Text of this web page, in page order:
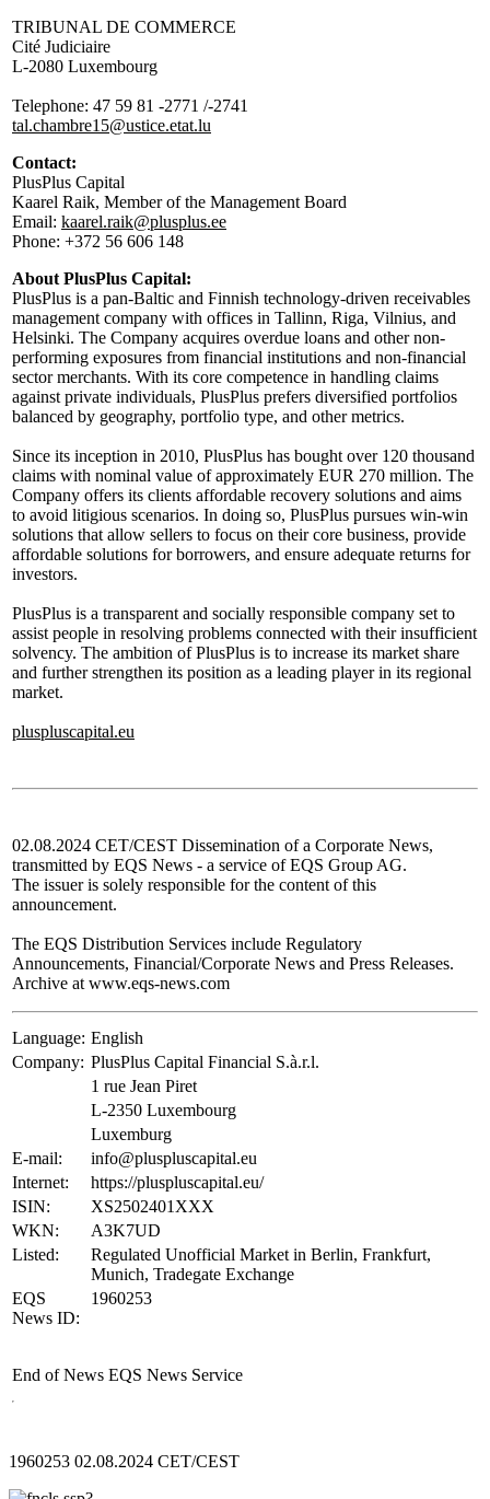
TRIBUNAL DE COMMERCE
Cité Judiciaire
L-2080 Luxembourg
Telephone: 47 59 81 -2771 /-2741
tal.chambre15@ustice.etat.lu
Contact:
PlusPlus Capital
Kaarel Raik, Member of the Management Board
Email: kaarel.raik@plusplus.ee
Phone: +372 56 606 148
About PlusPlus Capital:
PlusPlus is a pan-Baltic and Finnish technology-driven receivables
management company with offices in Tallinn, Riga, Vilnius, and
Helsinki. The Company acquires overdue loans and other non-
performing exposures from financial institutions and non-financial
sector merchants. With its core competence in handling claims
against private individuals, PlusPlus prefers diversified portfolios
balanced by geography, portfolio type, and other metrics.
Since its inception in 2010, PlusPlus has bought over 120 thousand
claims with nominal value of approximately EUR 270 million. The
Company offers its clients affordable recovery solutions and aims
to avoid litigious scenarios. In doing so, PlusPlus pursues win-win
solutions that allow sellers to focus on their core business, provide
affordable solutions for borrowers, and ensure adequate returns for
investors.
PlusPlus is a transparent and socially responsible company set to
assist people in resolving problems connected with their insufficient
solvency. The ambition of PlusPlus is to increase its market share
and further strengthen its position as a leading player in its regional
market.
pluspluscapital.eu
02.08.2024 CET/CEST Dissemination of a Corporate News,
transmitted by EQS News - a service of EQS Group AG.
The issuer is solely responsible for the content of this
announcement.
The EQS Distribution Services include Regulatory
Announcements, Financial/Corporate News and Press Releases.
Archive at www.eqs-news.com
Language: English
Company: PlusPlus Capital Financial S.à.r.l.
1 rue Jean Piret
L-2350 Luxembourg
Luxemburg
E-mail:
info@pluspluscapital.eu
Internet:
https://pluspluscapital.eu/
ISIN:
XS2502401XXX
WKN:
A3K7UD
Listed:
Regulated Unofficial Market in Berlin, Frankfurt,
Munich, Tradegate Exchange
EQS
News ID:
1960253
End of News EQS News Service
1960253 02.08.2024 CET/CEST